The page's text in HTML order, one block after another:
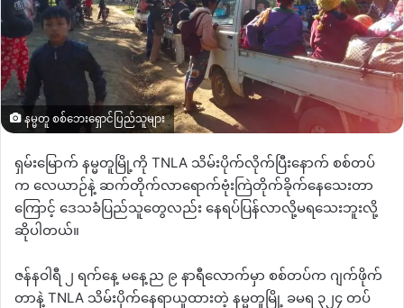
နမ္မတူ စစ်ဘေးရှောင်ပြည်သူများ
ရှမ်းမြောက် နမ္မတူမြို့ကို TNLA သိမ်းပိုက်လိုက်ပြီးနောက် စစ်တပ်
က လေယာဉ်နဲ့ ဆက်တိုက်လာရောက်ဗုံးကြဲတိုက်ခိုက်နေသေးတာ
ကြောင့် ဒေသခံပြည်သူတွေလည်း နေရပ်ပြန်လာလို့မရသေးဘူးလို့
ဆိုပါတယ်။
ဇန်နဝါရီ ၂ ရက်နေ့ မနေ့ည ၉ နာရီ‌လောက်မှာ စစ်တပ်က ဂျက်ဖိုက်
တာနဲ့ TNLA သိမ်းပိုက်နေရာယူထားတဲ့ နမ္မတူမြို့ ခမရ ၃၂၄ တပ်